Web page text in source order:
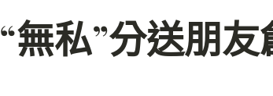
“無私”分送朋